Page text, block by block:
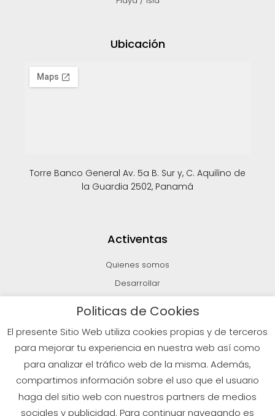
Ubicación
Torre Banco General Av. 5a B. Sur y, C. Aquilino de
la Guardia 2502, Panamá
Activentas
Quienes somos
Desarrollar
Blog
Politicas de Cookies
El presente Sitio Web utiliza cookies propias y de terceros
para mejorar tu experiencia en nuestra web así como
para analizar el tráfico web de la misma. Además,
compartimos información sobre el uso que el usuario
haga del sitio web con nuestros partners de medios
sociales y publicidad. Para continuar navegando es